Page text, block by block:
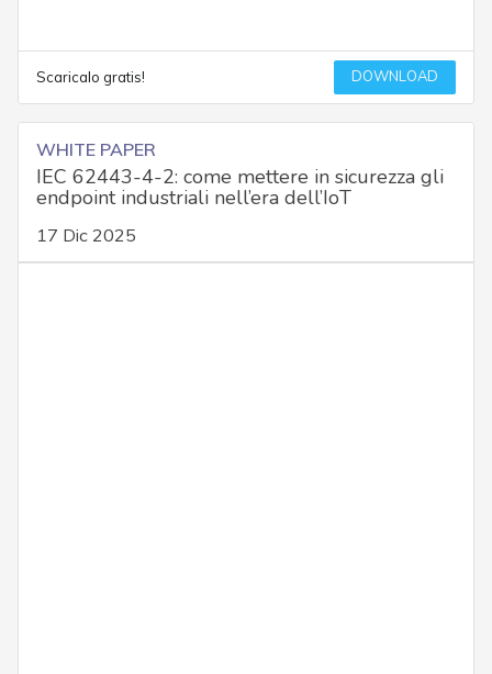
Scaricalo gratis! DOWNLOAD
WHITE PAPER
IEC 62443-4-2: come mettere in sicurezza gli
endpoint industriali nell’era dell’IoT
17 Dic 2025